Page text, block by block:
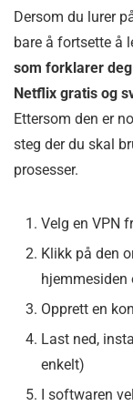
Dersom du lurer
bare å fortsette å
som forklarer
Netflix gratis og
Ettersom den er
steg der du skal
prosesser.
Velg en VPN
Klikk på den
hjemmesiden
Opprett en
Last ned,
enkelt)
I softwaren